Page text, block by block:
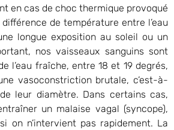
en cas de choc thermique provoqué
de température entre l’eau
longue exposition au soleil ou un
nos vaisseaux sanguins sont
l’eau fraîche, entre 18 et 19 degrés,
vasoconstriction brutale, c’est-à-
leur diamètre. Dans certains cas,
un malaise vagal (syncope),
on n’intervient pas rapidement. La